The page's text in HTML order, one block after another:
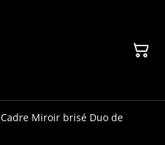
Cadre Miroir brisé Duo de